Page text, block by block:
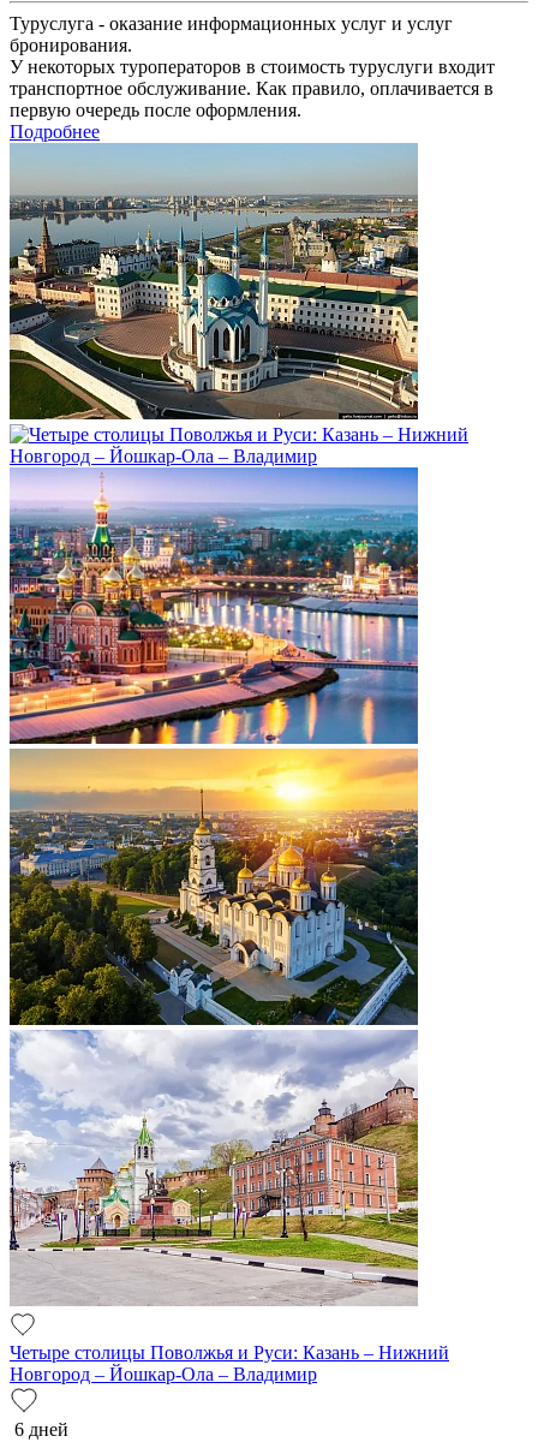
Туруслуга - оказание информационных услуг и услуг
бронирования.
У некоторых туроператоров в стоимость туруслуги входит
транспортное обслуживание. Как правило, оплачивается в
первую очередь после оформления.
Подробнее
Четыре столицы Поволжья и Руси: Казань – Нижний
Новгород – Йошкар-Ола – Владимир
6 дней